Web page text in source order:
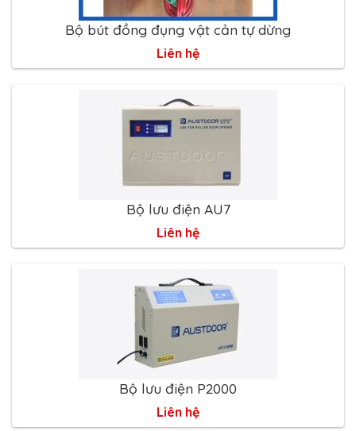
Bộ bút đồng đụng vật cản tự dừng
Liên hệ
Bộ lưu điện AU7
Liên hệ
Bộ lưu điện P2000
Liên hệ